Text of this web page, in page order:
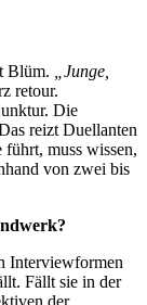
Blüm.
„Junge,
retour.
Die
reizt Duellanten
muss wissen,
von zwei bis
Interviewformen
Fällt sie in der
der